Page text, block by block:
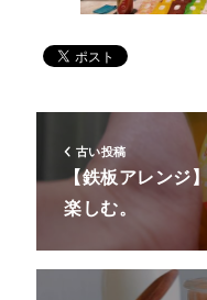
古い投稿
【鉄板アレンジ
楽しむ。